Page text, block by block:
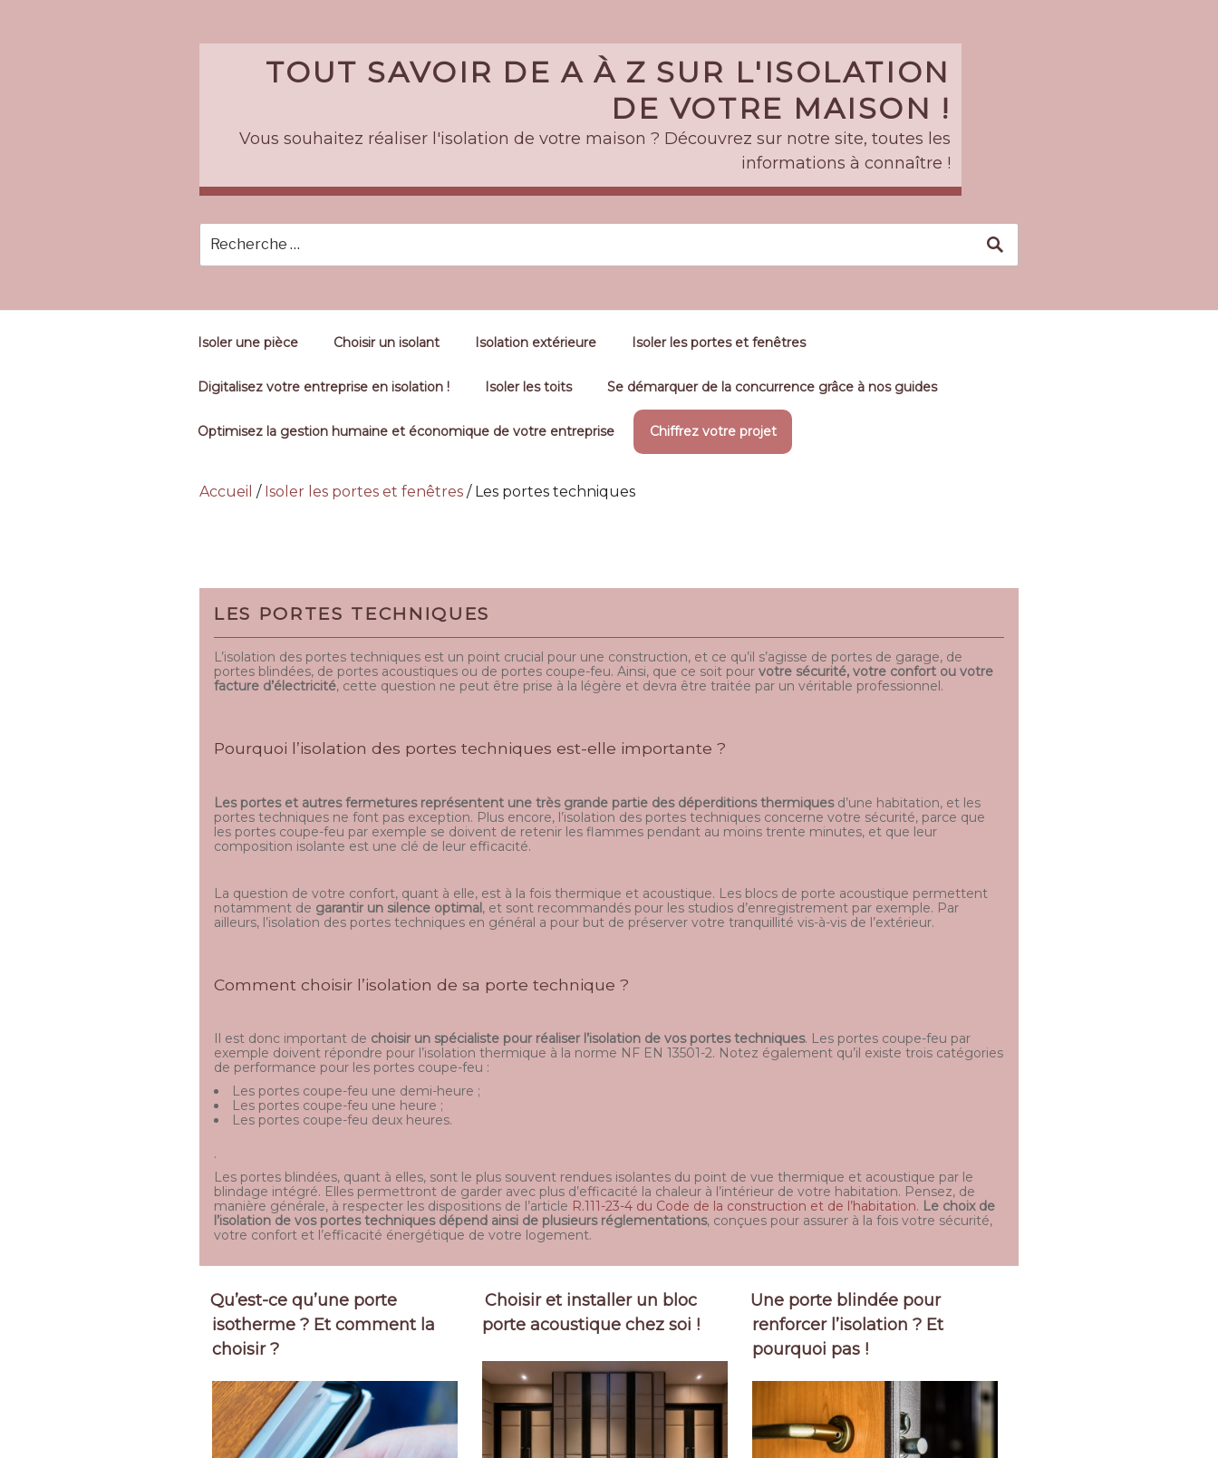
TOUT SAVOIR DE A À Z SUR L'ISOLATION
DE VOTRE MAISON !
Vous souhaitez réaliser l'isolation de votre maison ? Découvrez sur notre site, toutes les
informations à connaître !
Isoler une pièce Choisir un isolant Isolation extérieure Isoler les portes et fenêtres
Digitalisez votre entreprise en isolation ! Isoler les toits Se démarquer de la concurrence grâce à nos guides
Optimisez la gestion humaine et économique de votre entreprise Chiffrez votre projet
Accueil / Isoler les portes et fenêtres / Les portes techniques
LES PORTES TECHNIQUES
L’isolation des portes techniques est un point crucial pour une construction, et ce qu’il s’agisse de portes de garage, de
portes blindées, de portes acoustiques ou de portes coupe-feu. Ainsi, que ce soit pour votre sécurité, votre confort ou votre
facture d’électricité, cette question ne peut être prise à la légère et devra être traitée par un véritable professionnel.
Pourquoi l’isolation des portes techniques est-elle importante ?
Les portes et autres fermetures représentent une très grande partie des déperditions thermiquesd’une habitation, et les
portes techniques ne font pas exception. Plus encore, l’isolation des portes techniques concerne votre sécurité, parce que
les portes coupe-feu par exemple se doivent de retenir les flammes pendant au moins trente minutes, et que leur
composition isolante est une clé de leur efficacité.
La question de votre confort, quant à elle, est à la fois thermique et acoustique. Les blocs de porte acoustique permettent
notamment de garantir un silence optimal, et sont recommandés pour les studios d’enregistrement par exemple. Par
ailleurs, l’isolation des portes techniques en général a pour but de préserver votre tranquillité vis-à-vis de l’extérieur.
Comment choisir l’isolation de sa porte technique ?
Il est donc important de choisir un spécialiste pour réaliser l’isolation de vos portes techniques. Les portes coupe-feu par
exemple doivent répondre pour l’isolation thermique à la norme NF EN 13501-2. Notez également qu’il existe trois catégories
de performance pour les portes coupe-feu :
Les portes coupe-feu une demi-heure ;
Les portes coupe-feu une heure ;
Les portes coupe-feu deux heures.
.
Les portes blindées, quant à elles, sont le plus souvent rendues isolantes du point de vue thermique et acoustique par le
blindage intégré. Elles permettront de garder avec plus d’efficacité la chaleur à l’intérieur de votre habitation. Pensez, de
manière générale, à respecter les dispositions de l’article R.111-23-4 du Code de la construction et de l’habitation. Le choix de
l’isolation de vos portes techniques dépend ainsi de plusieurs réglementations, conçues pour assurer à la fois votre sécurité,
votre confort et l’efficacité énergétique de votre logement.
Qu’est-ce qu’une porte
isotherme ? Et comment la
choisir ?
Choisir et installer un bloc
porte acoustique chez soi !
Une porte blindée pour
renforcer l’isolation ? Et
pourquoi pas !